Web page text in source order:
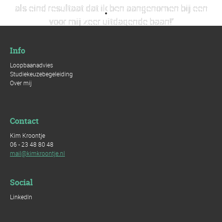
als eind resultaat dat ik ben aangenomen bij een
voor mij zeer uitdagende baan!'
Info
Loopbaanadvies
Studiekeuzebegeleiding
Over mij
Contact
Kim Kroontje
06 - 23 48 80 48
mail@kimkroontje.nl
Social
LinkedIn